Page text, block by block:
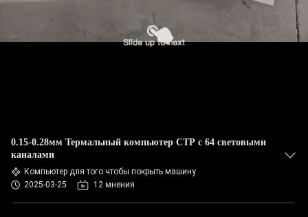
0.15-0.28мм Термальный компьютер CTP с 64 световыми
каналами
Компьютер для того чтобы покрыть машину
2025-03-25
12 мнения